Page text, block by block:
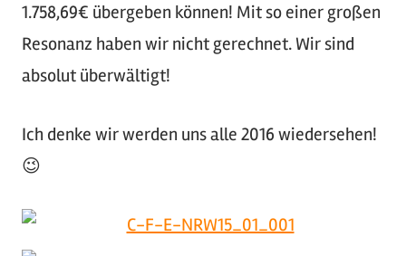
1.758,69€ übergeben können! Mit so einer großen
Resonanz haben wir nicht gerechnet. Wir sind
absolut überwältigt!
Ich denke wir werden uns alle 2016 wiedersehen!
😉